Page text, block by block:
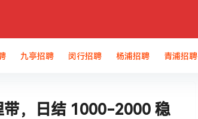
九亭招聘 闵行招聘 杨浦招聘 青浦招聘
带，日结 1000-2000 稳